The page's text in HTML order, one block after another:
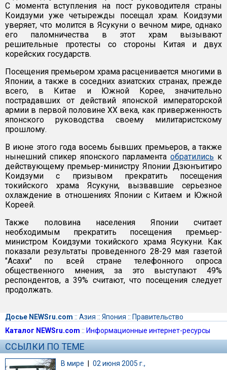
С момента вступления на пост руководителя страны
Коидзуми уже четырежды посещал храм. Коидзуми
уверяет, что молится в Ясукуни о вечном мире, однако
его паломничества в этот храм вызывают
решительные протесты со стороны Китая и двух
корейских государств.
Посещения премьером храма расценивается многими в
Японии, а также в соседних азиатских странах, прежде
всего, в Китае и Южной Корее, значительно
пострадавших от действий японской императорской
армии в первой половине ХХ века, как приверженность
японского руководства своему милитаристскому
прошлому.
В июне этого года восемь бывших премьеров, а также
нынешний спикер японского парламентаобратились к
действующему премьер-министру Японии Дзюнъитиро
Коидзуми с призывом прекратить посещения
токийского храма Ясукуни, вызвавшие серьезное
охлаждение в отношениях Японии с Китаем и Южной
Кореей.
Также половина населения Японии считает
необходимым прекратить посещения премьер-
министром Коидзуми токийского храма Ясукуни. Как
показали результаты проведенного 28-29 мая газетой
"Асахи" по всей стране телефонного опроса
общественного мнения, за это выступают 49%
респондентов, а 39% считают, что посещения следует
продолжать.
Досье NEWSru.com :: Азия :: Япония :: Правительство
Каталог NEWSru.com :: Информационные интернет-ресурсы
ССЫЛКИ ПО ТЕМЕ
В мире | 02 июня 2005 г.,